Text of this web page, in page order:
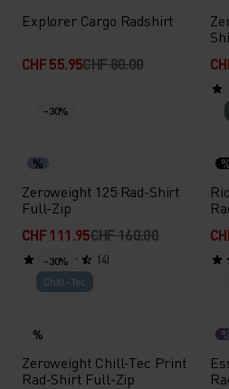
Explorer Cargo Radshirt
CHF 55.95CHF 80.00
-30%
%
Zeroweight 125 Rad-Shirt
Full-Zip
CHF 111.95CHF 160.00
(4)
-30%
Chill-Tec
%
Zeroweight Chill-Tec Print
Rad-Shirt Full-Zip